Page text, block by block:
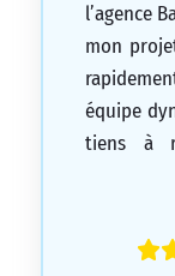
l’agence
mon
équipe
tiens à